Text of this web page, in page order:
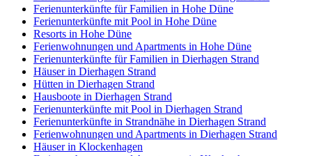
Ferienunterkünfte für Familien in Hohe Düne
Ferienunterkünfte mit Pool in Hohe Düne
Resorts in Hohe Düne
Ferienwohnungen und Apartments in Hohe Düne
Ferienunterkünfte für Familien in Dierhagen Strand
Häuser in Dierhagen Strand
Hütten in Dierhagen Strand
Hausboote in Dierhagen Strand
Ferienunterkünfte mit Pool in Dierhagen Strand
Ferienunterkünfte in Strandnähe in Dierhagen Strand
Ferienwohnungen und Apartments in Dierhagen Strand
Häuser in Klockenhagen